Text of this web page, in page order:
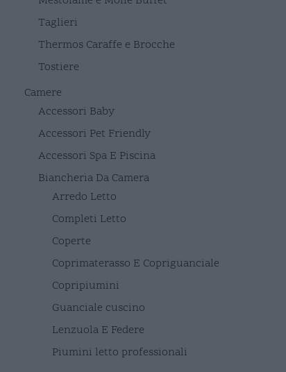
Taglieri
Thermos Caraffe e Brocche
Tostiere
Camere
Accessori Baby
Accessori Pet Friendly
Accessori Spa E Piscina
Biancheria Da Camera
Arredo Letto
Completi Letto
Coperte
Coprimaterasso E Copriguanciale
Copripiumini
Guanciale cuscino
Lenzuola E Federe
Piumini letto professionali